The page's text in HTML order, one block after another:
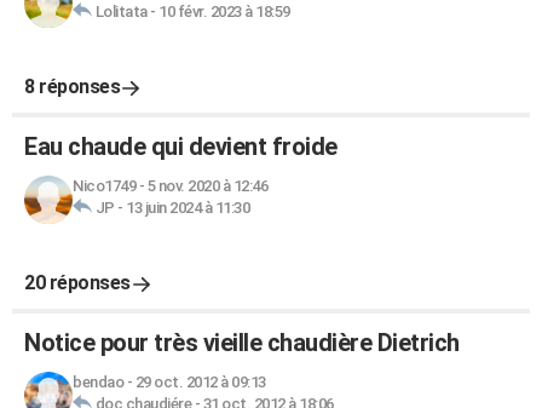
Lolitata- 10 févr. 2023 à 18:59
8 réponses
Eau chaude qui devient froide
Nico1749- 5 nov. 2020 à 12:46
JP - 13 juin 2024 à 11:30
20 réponses
Notice pour très vieille chaudière Dietrich
bendao- 29 oct. 2012 à 09:13
doc chaudiére- 31 oct. 2012 à 18:06